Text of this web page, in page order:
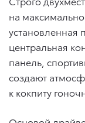
на
установленная
центральная
панель,
создают
к кокпиту